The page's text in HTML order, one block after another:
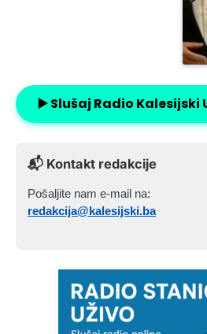
▶️ Slušaj Radio Kalesijski
📬 Kontakt redakcije
Pošaljite nam e-mail na:
redakcija@kalesijski.ba